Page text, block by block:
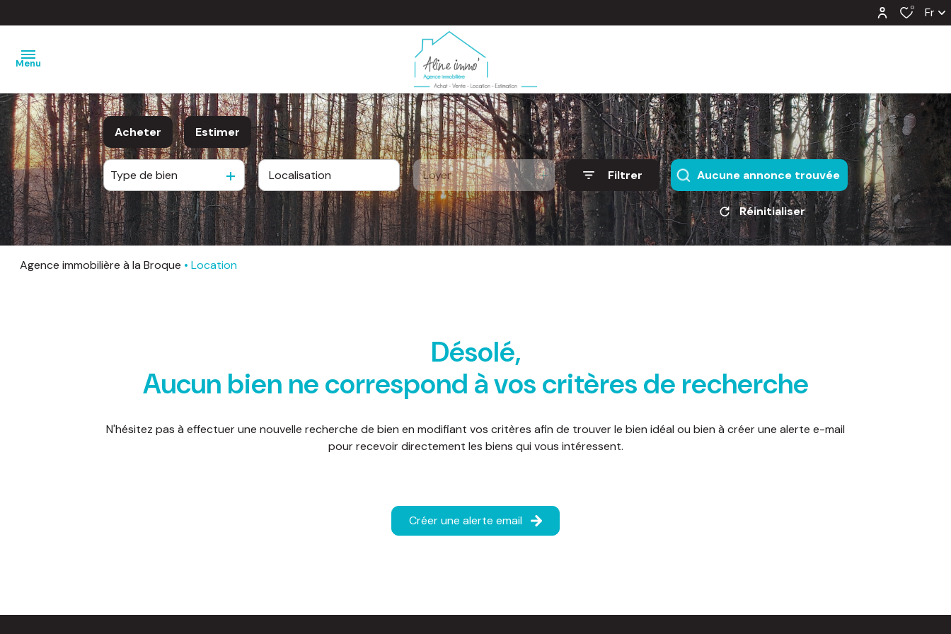
0 Fr
Menu
nos
ventes
nos
locations
estimation
notre
Acheter
De l'ancien
De l'immo pro
Estimer
Type de bien Loyer Filtrer Aucune annonce trouvée
Réinitialiser
Agence immobilière à la Broque Location
Désolé,
Aucun bien ne correspond à vos critères de recherche
N'hésitez pas à effectuer une nouvelle recherche de bien en modifiant vos critères afin de trouver le bien idéal ou bien à créer une alerte e-mail
pour recevoir directement les biens qui vous intéressent.
Créer une alerte email